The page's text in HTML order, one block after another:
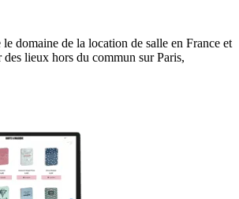
domaine de la location de salle en France et
lieux hors du commun sur Paris,